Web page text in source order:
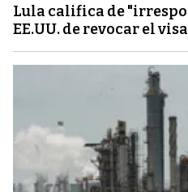
Lula califica de
EE.UU. de revocar el